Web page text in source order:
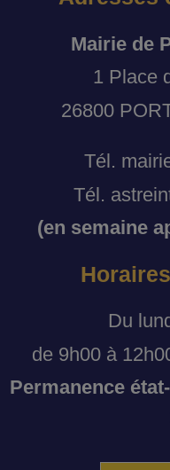
Mairie de
1 Place
26800
Tél.
Tél.
(en semaine
Du
de 9h00 à
Permanence